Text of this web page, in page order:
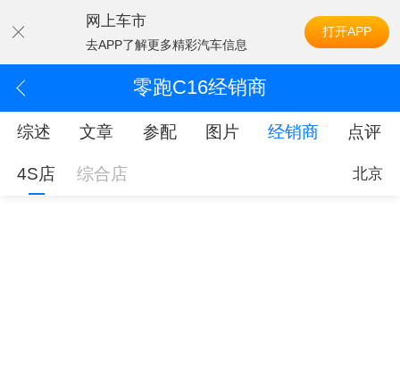
网上车市
去APP了解更多精彩汽车信息
打开APP
零跑C16经销商
综述 文章 参配 图片 经销商 点评
4S店 综合店 北京